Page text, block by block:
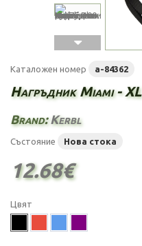
Каталожен номер a-84362
Нагръдник Miami - XL
Brand:Kerbl
Състояние Нова стока
12.68€
Цвят